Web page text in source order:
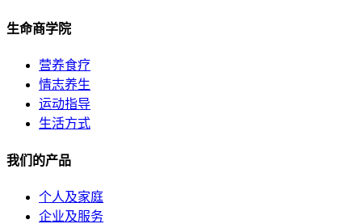
生命商学院
营养食疗
情志养生
运动指导
生活方式
我们的产品
个人及家庭
企业及服务